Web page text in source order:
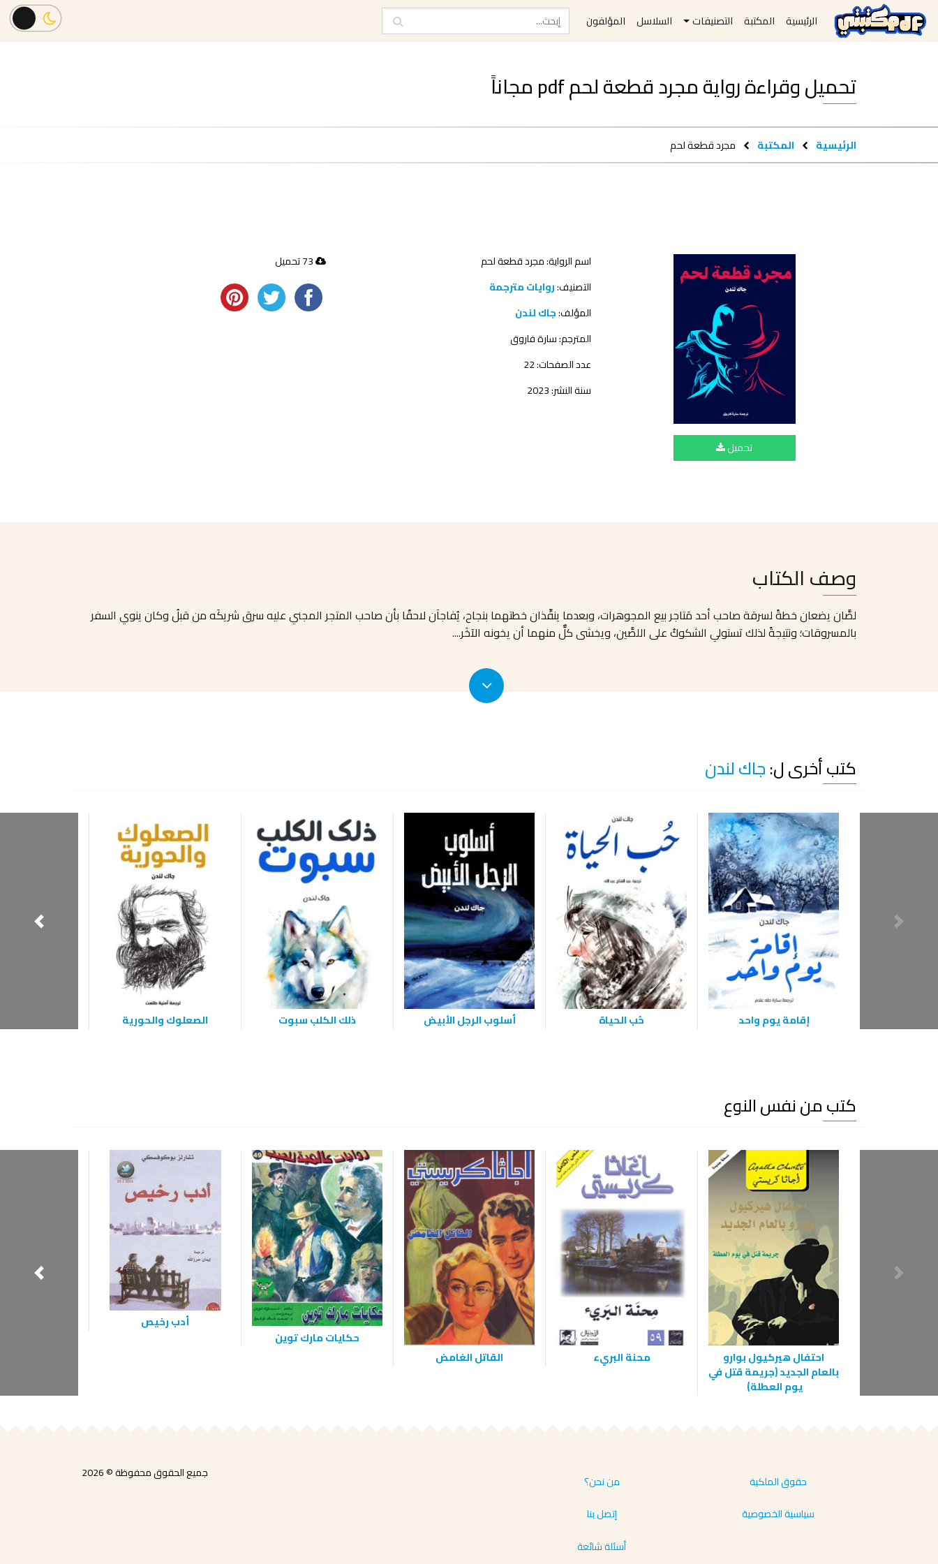
الرئيسية المكتبة التصنيفات السلاسل المؤلفون
تحميل وقراءة رواية مجرد قطعة لحم pdf مجاناً
الرئيسية المكتبة مجرد قطعة لحم
تحميل
اسم الرواية: مجرد قطعة لحم
التصنيف:روايات مترجمة
المؤلف:جاك لندن
المترجم:سارة فاروق
عدد الصفحات: 22
سنة النشر: 2023
وصف الكتاب
لصَّان يضعان خطةً لسرقة صاحب أحد مَتاجر بيع المجوهرات، وبعدما ينفِّذان خطتهما بنجاح، يُفاجآن لاحقًا بأن صاحب المتجر المجني عليه سرق شريكَه من قبلُ وكان ينوي السفر
بالمسروقات؛ ونتيجةً لذلك تستولي الشكوكُ على اللصَّين، ويخشى كلٌّ منهما أن يخونه الآخَر....
كتب أخرى ل:جاك لندن
إقامة يوم واحد حُب الحياة أسلوب الرجل الأبيض ذلك الكلب سبوت الصعلوك والحورية
كتب من نفس النوع
‫احتفال هيركيول بوارو
بالعام الجديد (جريمة قتل في
يوم العطلة) ‬
محنة البريء القاتل الغامض
حكايات مارك توين
أدب رخيص
حقوق الملكية
سياسية الخصوصية
من نحن؟
إتصل بنا
أسئلة شائعة
جميع الحقوق محفوظة © 2026